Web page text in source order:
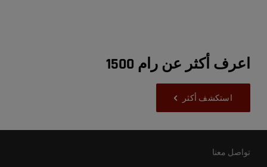
اعرف أكثر عن رام 1500
استكشف أكثر
تواصل معنا